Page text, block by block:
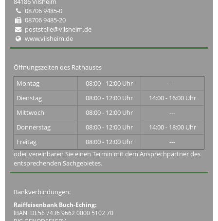
08706 9485-0
08706 9485-20
poststelle@vilsheim.de
www.vilsheim.de
Öffnungszeiten des Rathauses
Montag
08:00 - 12:00 Uhr
---
Dienstag
08:00 - 12:00 Uhr
14:00 - 16:00 Uhr
Mittwoch
08:00 - 12:00 Uhr
---
Donnerstag
08:00 - 12:00 Uhr
14:00 - 18:00 Uhr
Freitag
08:00 - 12:00 Uhr
---
oder vereinbaren Sie einen Termin mit dem Ansprechpartner des
entsprechenden Sachgebietes.
Bankverbindungen:
Raiffeisenbank Buch-Eching:
IBAN DE56 7436 9662 0000 5102 70